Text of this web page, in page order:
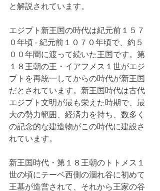
と解説されています。
エジプト新王国の時代は紀元前１５７
０年頃 - 紀元前１０７０年頃で、約５
００年間に渡って続いた王国です。第
１８王朝の王・イアフメス１世がエジ
プトを再統一してからの時代が新王国
だとされています。新王国時代は古代
エジプト文明が最も栄えた時期で、最
大の勢力範囲、経済力を持ち、数多く
の記念的な建造物がこの時代に建設さ
れています。
新王国時代・第１８王朝のトトメス１
世の頃にテーベ西側の涸れ谷に初めて
王墓が造営されて、それから王家の谷